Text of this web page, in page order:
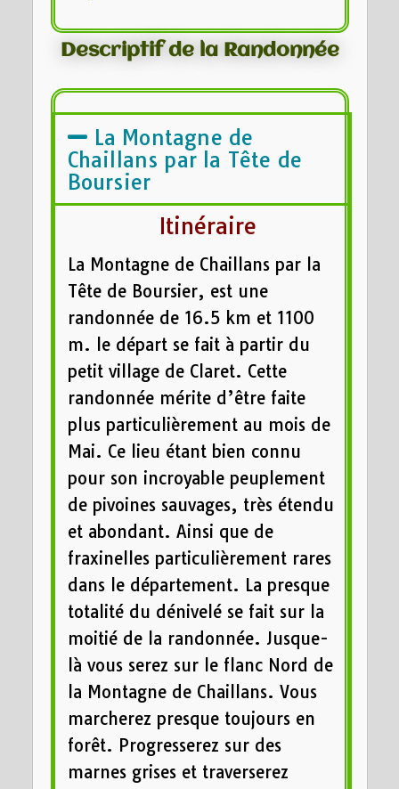
Descriptif de la Randonnée
La Montagne de
Chaillans par la Tête de
Boursier
Itinéraire
La Montagne de Chaillans par la
Tête de Boursier, est une
randonnée de 16.5 km et 1100
m. le départ se fait à partir du
petit village de Claret. Cette
randonnée mérite d’être faite
plus particulièrement au mois de
Mai. Ce lieu étant bien connu
pour son incroyable peuplement
de pivoines sauvages, très étendu
et abondant. Ainsi que de
fraxinelles particulièrement rares
dans le département. La presque
totalité du dénivelé se fait sur la
moitié de la randonnée. Jusque-
là vous serez sur le flanc Nord de
la Montagne de Chaillans. Vous
marcherez presque toujours en
forêt. Progresserez sur des
marnes grises et traverserez